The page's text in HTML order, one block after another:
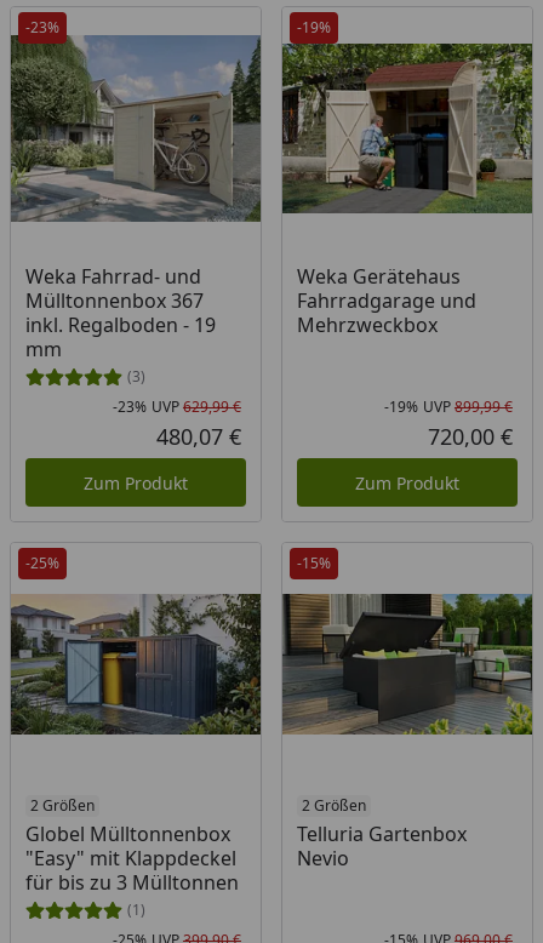
-23%
Weka Fahrrad- und
Mülltonnenbox 367
inkl. Regalboden - 19
mm
(3)
Rabatt in Prozent
-23%
Ursprünglicher Preis
UVP629,99 €
Aktueller Preis
480,07 €
Zum Produkt
-19%
Weka Gerätehaus
Fahrradgarage und
Mehrzweckbox
-19% UVP899,99 €
720,00 €
Zum Produkt
-25%
2 Größen
Globel Mülltonnenbox
"Easy" mit Klappdeckel
für bis zu 3 Mülltonnen
(1)
-15%
2 Größen
Telluria Gartenbox
Nevio